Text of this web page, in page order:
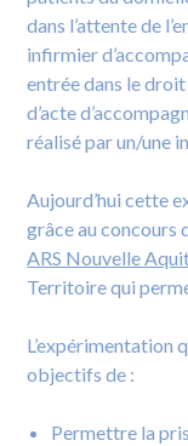
dans l’attente de
infirmier
entrée dans le
d’acte
réalisé par un/une
Aujourd’hui cette
grâce au concours
ARS Nouvelle
Territoire qui
L’expérimentation
objectifs de :
Permettre la